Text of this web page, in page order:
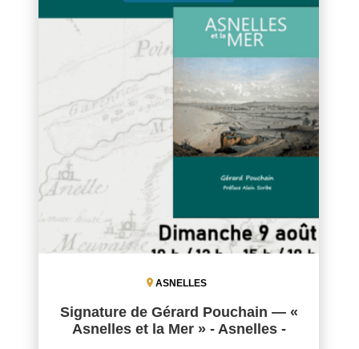
ASNELLES
Signature de Gérard Pouchain — «
Asnelles et la Mer » - Asnelles -